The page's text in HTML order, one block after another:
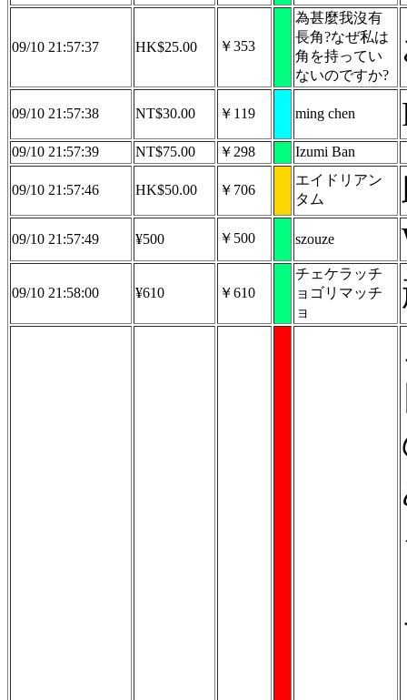
09/10 21:57:37 HK$25.00 ￥353
為甚麼我沒有
長角?なぜ私は
角を持ってい
ないのですか?
09/10 21:57:38 NT$30.00 ￥119 ming chen
09/10 21:57:39 NT$75.00 ￥298 Izumi Ban
09/10 21:57:46 HK$50.00 ￥706
エイドリアン
タム
09/10 21:57:49 ¥500 ￥500 szouze
09/10 21:58:00 ¥610 ￥610
チェケラッチ
ョゴリマッチ
ョ